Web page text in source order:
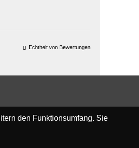
Echtheit von Bewertungen
den Funktionsumfang. Sie